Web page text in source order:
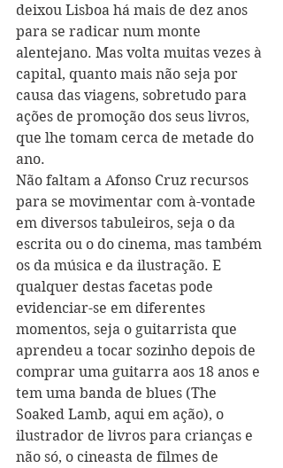
deixou Lisboa há mais de dez anos
para se radicar num monte
alentejano. Mas volta muitas vezes à
capital, quanto mais não seja por
causa das viagens, sobretudo para
ações de promoção dos seus livros,
que lhe tomam cerca de metade do
ano.
Não faltam a Afonso Cruz recursos
para se movimentar com à-vontade
em diversos tabuleiros, seja o da
escrita ou o do cinema, mas também
os da música e da ilustração. E
qualquer destas facetas pode
evidenciar-se em diferentes
momentos, seja o guitarrista que
aprendeu a tocar sozinho depois de
comprar uma guitarra aos 18 anos e
tem uma banda de blues (The
Soaked Lamb, aqui em ação), o
ilustrador de livros para crianças e
não só, o cineasta de filmes de